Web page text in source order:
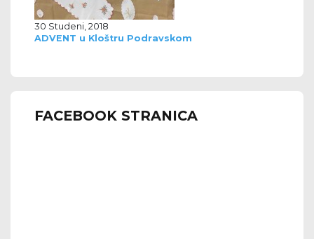
30 Studeni, 2018
ADVENT u Kloštru Podravskom
FACEBOOK STRANICA